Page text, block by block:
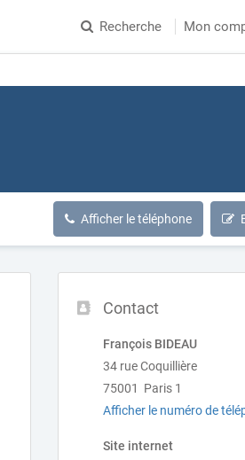
Recherche Mon
Afficher le téléphone
Contact
François BIDEAU
34 rue Coquillière
75001 Paris 1
Afficher le numéro de
Site internet